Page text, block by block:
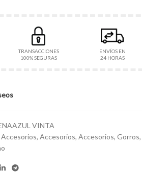
TRANSACCIONES
100% SEGURAS
ENVÍOS EN
24 HORAS
VINTA
Accesorios, Accesorios, Accesorios, Gorros,